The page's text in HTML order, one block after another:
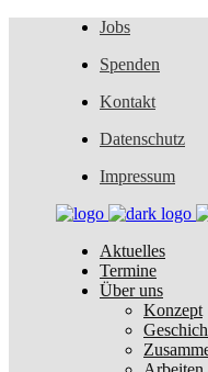
Jobs
Spenden
Kontakt
Datenschutz
Impressum
Aktuelles
Termine
Über uns
Konzept